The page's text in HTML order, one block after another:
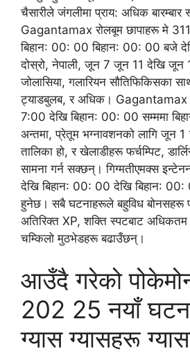
चैसारीले जंगलीमा प्राय: अधिक बारम्बार
Gagantamax रोलबूम छापाहरू मे
बिहान: 00: 00 बिहान: 00: 00 बजे
दोस्रो, नेपाली, जून 7 जून 11 देखि
जोलासिया, गलारियन सौतिफिकिसका
ट्याडबुलब, र अधिक। Gagantamax
7:00 देखि बिहान: 00: 00 सम्ममा
अन्तमा, प्रेतूम भग्नावशनको लागि जून
तालिका हो, र खेलाडीहरू फर्चम्पिट,
सामना गर्न सक्छन्। गिग्मतीएमक्स
देखि बिहान: 00: 00 देखि बिहान: 00:
हुनेछ। सबै घटनाहरूले बहुविध बोनसहरू
अतिरिक्त XP, शक्ति स्पटबाट
चम्किलो मुठभेडहरू बढाउँछन्।
आउँदै गरेको
202 25 नयाँ
ग्यास ग्यासहरू